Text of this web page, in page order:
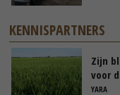
KENNISPARTNERS
Zijn
voor
YARA